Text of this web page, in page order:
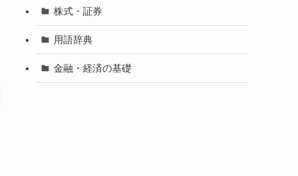
株式・証券
用語辞典
金融・経済の基礎